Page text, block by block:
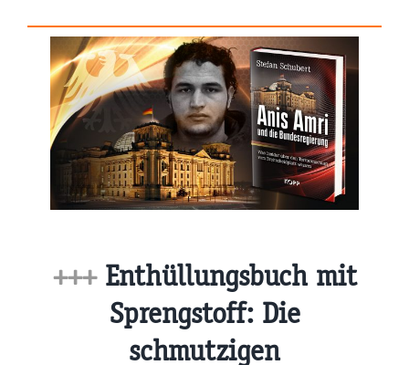
+++ Enthüllungsbuch mit
Sprengstoff: Die
schmutzigen